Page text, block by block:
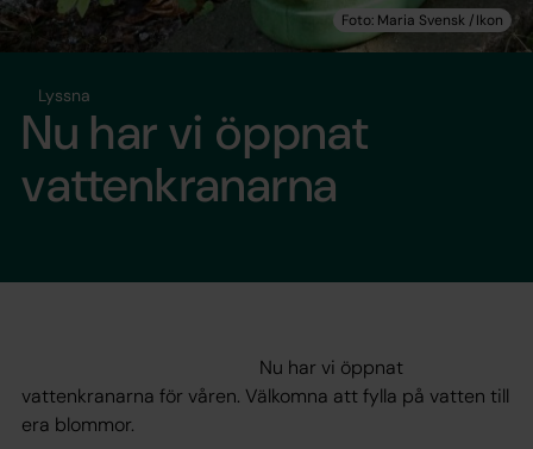
Lyssna
Nu har vi öppnat
vattenkranarna
Nu har vi öppnat
vattenkranarna för våren. Välkomna att fylla på vatten till
era blommor.